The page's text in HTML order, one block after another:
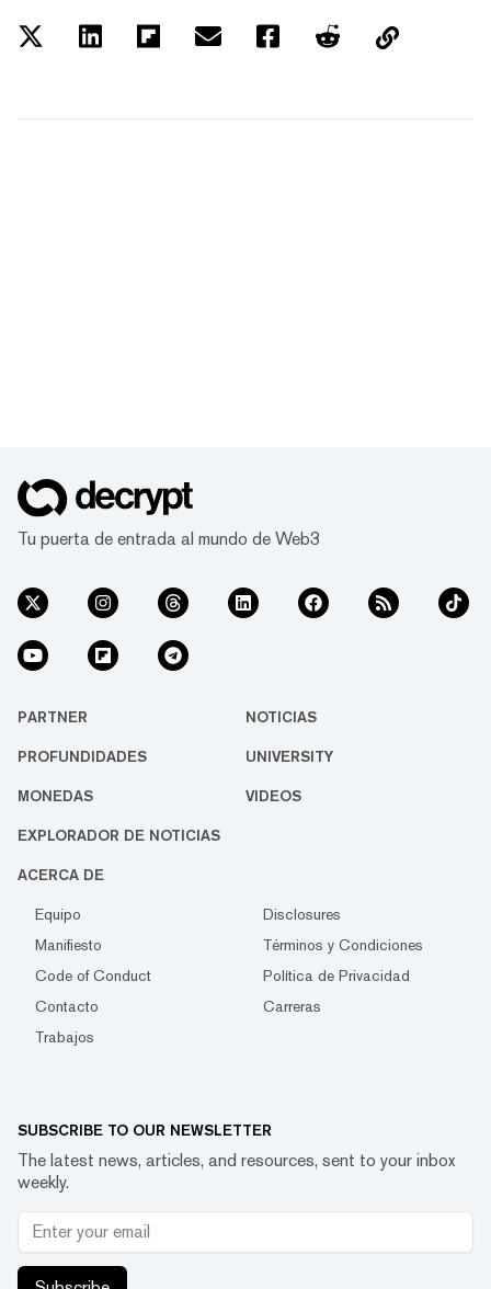
Tu puerta de entrada al mundo de Web3
PARTNER NOTICIAS
PROFUNDIDADES UNIVERSITY
MONEDAS VIDEOS
EXPLORADOR DE NOTICIAS
ACERCA DE
Equipo
Disclosures
Manifiesto
Términos y Condiciones
Code of Conduct
Política de Privacidad
Contacto
Carreras
Trabajos
SUBSCRIBE TO OUR NEWSLETTER
The latest news, articles, and resources, sent to your inbox
weekly.